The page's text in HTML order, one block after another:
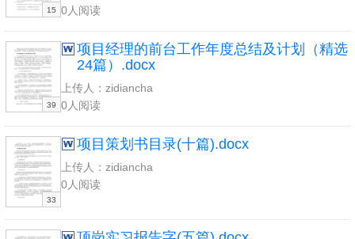
15
0人阅读
39
项目经理的前台工作年度总结及计划（精选
24篇）.docx
上传人：zidiancha
0人阅读
33
项目策划书目录(十篇).docx
上传人：zidiancha
0人阅读